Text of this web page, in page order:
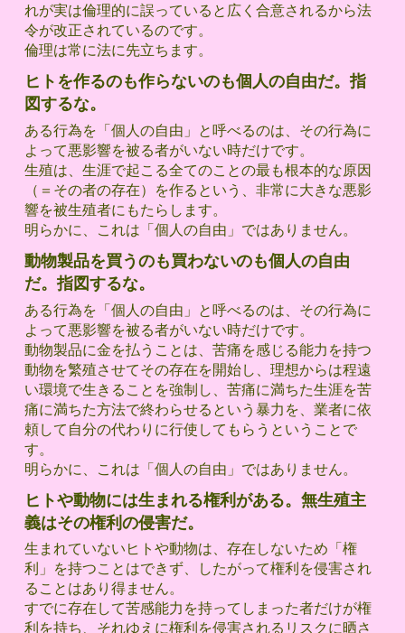
れが実は倫理的に誤っていると広く合意されるから法
令が改正されているのです。
倫理は常に法に先立ちます。
ヒトを作るのも作らないのも個人の自由だ。指
図するな。
ある行為を「個人の自由」と呼べるのは、その行為に
よって悪影響を被る者がいない時だけです。
生殖は、生涯で起こる全てのことの最も根本的な原因
（＝その者の存在）を作るという、非常に大きな悪影
響を被生殖者にもたらします。
明らかに、これは「個人の自由」ではありません。
動物製品を買うのも買わないのも個人の自由
だ。指図するな。
ある行為を「個人の自由」と呼べるのは、その行為に
よって悪影響を被る者がいない時だけです。
動物製品に金を払うことは、苦痛を感じる能力を持つ
動物を繁殖させてその存在を開始し、理想からは程遠
い環境で生きることを強制し、苦痛に満ちた生涯を苦
痛に満ちた方法で終わらせるという暴力を、業者に依
頼して自分の代わりに行使してもらうということで
す。
明らかに、これは「個人の自由」ではありません。
ヒトや動物には生まれる権利がある。無生殖主
義はその権利の侵害だ。
生まれていないヒトや動物は、存在しないため「権
利」を持つことはできず、したがって権利を侵害され
ることはあり得ません。
すでに存在して苦感能力を持ってしまった者だけが権
利を持ち、それゆえに権利を侵害されるリスクに晒さ